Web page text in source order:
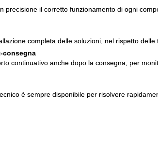
precisione il corretto funzionamento di ogni
completa delle soluzioni, nel rispetto
consegna
continuativo anche dopo la consegna, per
è sempre disponibile per risolvere